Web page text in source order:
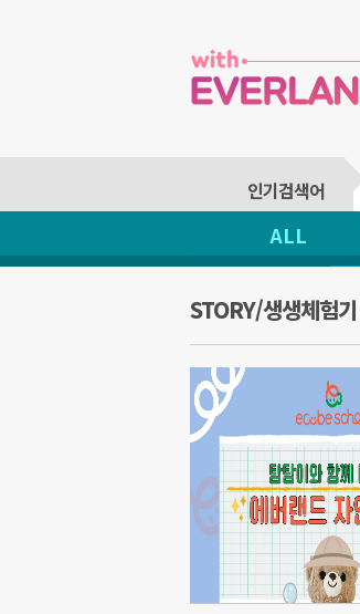
ALL
STORY/생생체험기